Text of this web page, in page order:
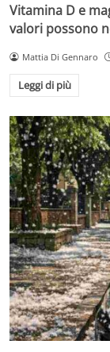
Vitamina D e
valori possono
Mattia Di Gennaro
Leggi di più